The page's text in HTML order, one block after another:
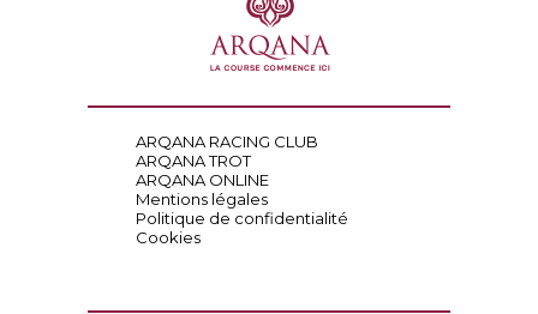
ARQANA RACING CLUB
ARQANA TROT
ARQANA ONLINE
Mentions légales
Politique de confidentialité
Cookies